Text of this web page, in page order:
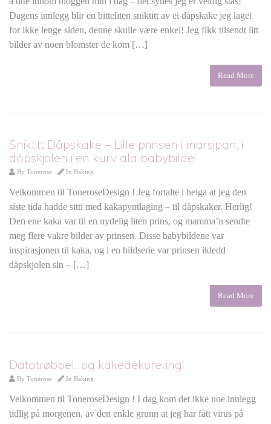
Dagens innlegg blir en bitteliten sniktitt av ei dåpskake jeg laget
for ikke lenge siden, denne skulle være enkel! Jeg fikk tilsendt litt
bilder av noen blomster de kom […]
Read More
Sniktitt Dåpskake – Lille prinsen i marsipan, i
dåpskjolen i en kurv ala babybilde!
By Tonerose In Baking
Velkommen til ToneroseDesign ! Jeg fortalte i helga at jeg den
siste tida hadde sitti med kakapyntlaging – til dåpskaker. Herlig!
Den ene kaka var til en nydelig liten prins, og mamma’n sendte
meg flere vakre bilder av prinsen. Disse babybildene var
inspirasjonen til kaka, og i en bildserie var prinsen ikledd
dåpskjolen sin – […]
Read More
Datatrøbbel.. og kakedekorering!
By Tonerose In Baking
Velkommen til ToneroseDesign ! I dag kom det ikke noe innlegg
tidlig på morgenen, av den enkle grunn at jeg har fått virus på